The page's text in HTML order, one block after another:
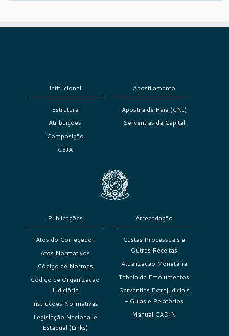
Intitucional
Estrutura
Atribuições
Composição
CEJA
Apostilamento
Apostila de Haia (CNJ)
Serventias da Capital
Publicações
Atos do Corregedor
Atos Normativos
Código de Normas
Código de Organização
Judiciária
Instruções Normativas
Legislação Nacional e
Estadual (Links)
Arrecadação
Custas Processuais e
Outras Receitas
Atualização Monetária
Tabela de Emolumentos
Serventias Extrajudiciais
– Guias e Relatórios
Manual CADIN